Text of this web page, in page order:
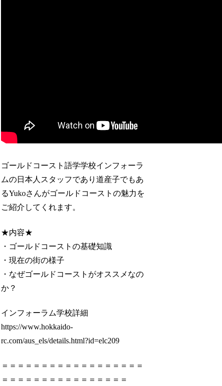
ゴールドコースト語学学校インフォーラ
ムの日本人スタッフであり道産子でもあ
るYukoさんがゴールドコーストの魅力を
ご紹介してくれます。
★内容★
・ゴールドコーストの基礎知識
・現在の街の様子
・なぜゴールドコーストがオススメなの
か？
インフォーラム学校詳細
https://www.hokkaido-
rc.com/aus_els/details.html?id=elc209
＝＝＝＝＝＝＝＝＝＝＝＝＝＝＝＝＝＝
＝＝＝＝＝＝＝＝＝＝＝＝＝＝＝＝